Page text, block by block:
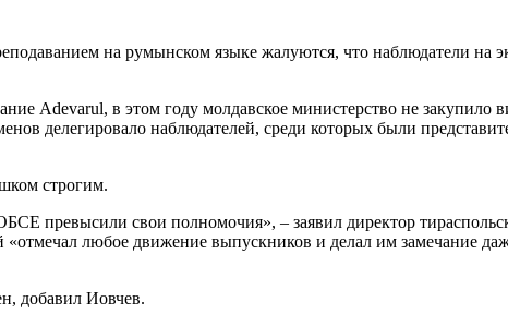
на румынском языке жалуются, что наблюдатели
Adevarul, в этом году молдавское министерство не закупило
делегировало наблюдателей, среди которых были
строгим.
превысили свои полномочия», – заявил директор
любое движение выпускников и делал им замечание
добавил Иовчев.